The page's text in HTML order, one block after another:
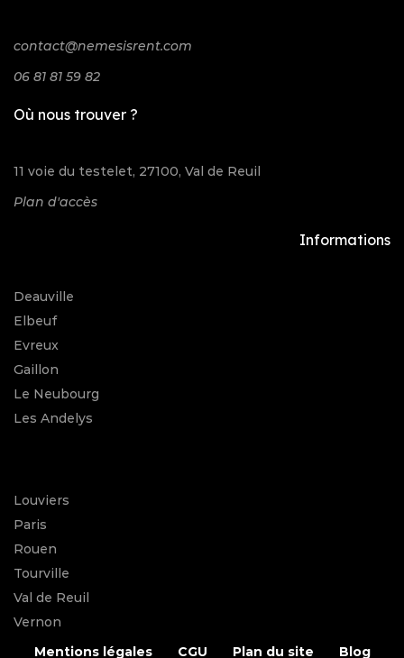
contact@nemesisrent.com
06 81 81 59 82
Où nous trouver ?
11 voie du testelet, 27100, Val de Reuil
Plan d'accès
Informations
Deauville
Elbeuf
Evreux
Gaillon
Le Neubourg
Les Andelys
Louviers
Paris
Rouen
Tourville
Val de Reuil
Vernon
Mentions légales
CGU Plan du site Blog